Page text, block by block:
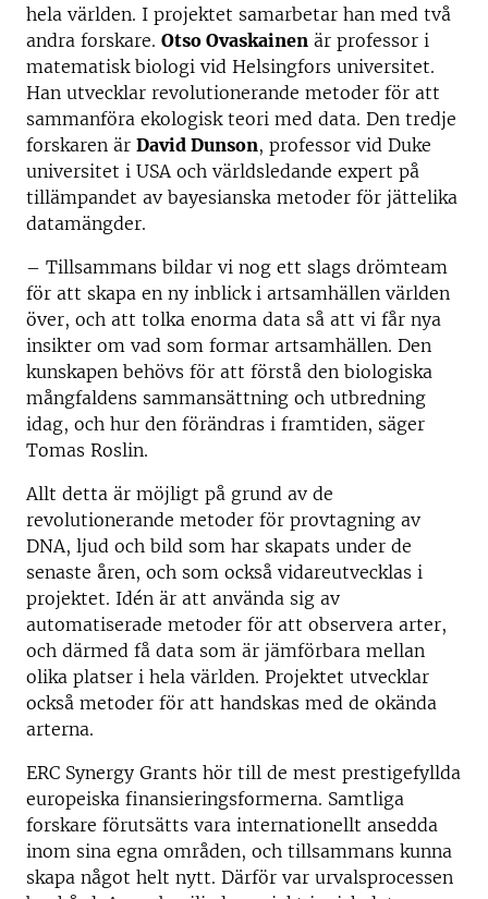
hela världen. I projektet samarbetar han med två
andra forskare. Otso Ovaskainen är professor i
matematisk biologi vid Helsingfors universitet.
Han utvecklar revolutionerande metoder för att
sammanföra ekologisk teori med data. Den tredje
forskaren är David Dunson, professor vid Duke
universitet i USA och världsledande expert på
tillämpandet av bayesianska metoder för jättelika
datamängder.
– Tillsammans bildar vi nog ett slags drömteam
för att skapa en ny inblick i artsamhällen världen
över, och att tolka enorma data så att vi får nya
insikter om vad som formar artsamhällen. Den
kunskapen behövs för att förstå den biologiska
mångfaldens sammansättning och utbredning
idag, och hur den förändras i framtiden, säger
Tomas Roslin.
Allt detta är möjligt på grund av de
revolutionerande metoder för provtagning av
DNA, ljud och bild som har skapats under de
senaste åren, och som också vidareutvecklas i
projektet. Idén är att använda sig av
automatiserade metoder för att observera arter,
och därmed få data som är jämförbara mellan
olika platser i hela världen. Projektet utvecklar
också metoder för att handskas med de okända
arterna.
ERC Synergy Grants hör till de mest prestigefyllda
europeiska finansieringsformerna. Samtliga
forskare förutsätts vara internationellt ansedda
inom sina egna områden, och tillsammans kunna
skapa något helt nytt. Därför var urvalsprocessen